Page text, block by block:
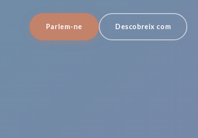
Parlem-ne Descobreix com